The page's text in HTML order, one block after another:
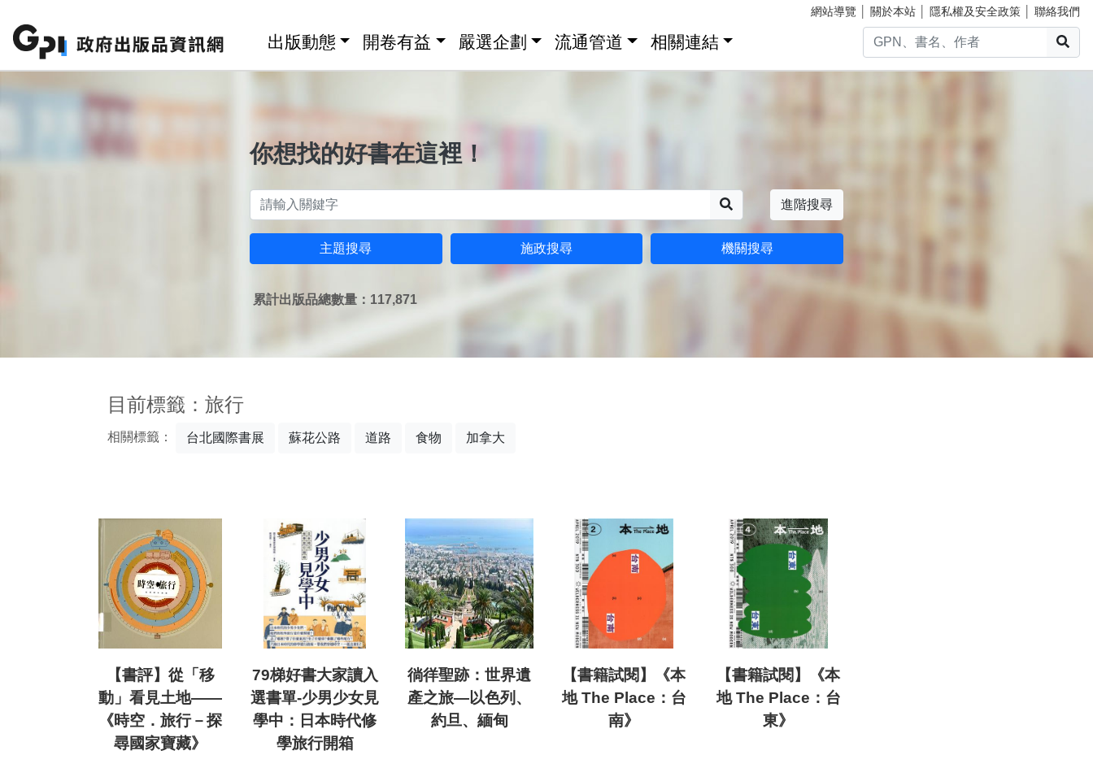
網站導覽 關於本站 隱私權及安全政策 聯絡我們
出版動態 開卷有益 嚴選企劃 流通管道 相關連結
你想找的好書在這裡！
進階搜尋
主題搜尋 施政搜尋 機關搜尋
累計出版品總數量：117,871
目前標籤：旅行
相關標籤： 台北國際書展 蘇花公路 道路 食物 加拿大
【書評】從「移
動」看見土地——
《時空．旅行－探
尋國家寶藏》
79梯好書大家讀入
選書單-少男少女見
學中：日本時代修
學旅行開箱
徜徉聖跡：世界遺
產之旅—以色列、
約旦、緬甸
【書籍試閱】《本
地 The Place：台
南》
【書籍試閱】《本
地 The Place：台
東》